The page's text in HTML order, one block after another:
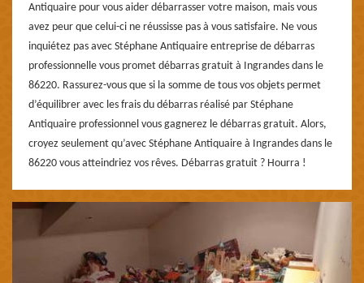
Antiquaire pour vous aider débarrasser votre maison, mais vous
avez peur que celui-ci ne réussisse pas à vous satisfaire. Ne vous
inquiétez pas avec Stéphane Antiquaire entreprise de débarras
professionnelle vous promet débarras gratuit à Ingrandes dans le
86220. Rassurez-vous que si la somme de tous vos objets permet
d’équilibrer avec les frais du débarras réalisé par Stéphane
Antiquaire professionnel vous gagnerez le débarras gratuit. Alors,
croyez seulement qu’avec Stéphane Antiquaire à Ingrandes dans le
86220 vous atteindriez vos rêves. Débarras gratuit ? Hourra !